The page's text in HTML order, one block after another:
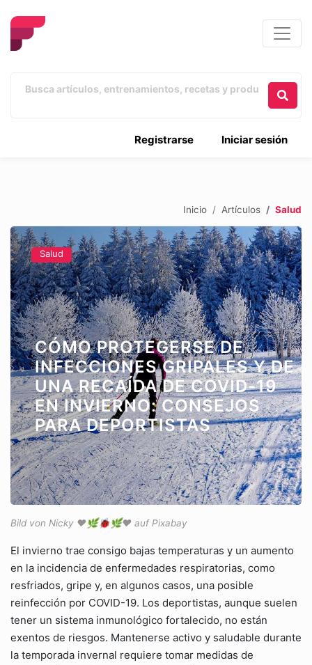
Iniciar sesión
Registrarse
Inicio Artículos Salud
Salud
CÓMO PROTEGERSE DE
INFECCIONES GRIPALES Y DE
UNA RECAÍDA DE COVID-19
EN INVIERNO: CONSEJOS
PARA DEPORTISTAS
Bild von Nicky ❤️🌿🐞🌿❤️ auf Pixabay
El invierno trae consigo bajas temperaturas y un aumento
en la incidencia de enfermedades respiratorias, como
resfriados, gripe y, en algunos casos, una posible
reinfección por COVID-19. Los deportistas, aunque suelen
tener un sistema inmunológico fortalecido, no están
exentos de riesgos. Mantenerse activo y saludable durante
la temporada invernal requiere tomar medidas de